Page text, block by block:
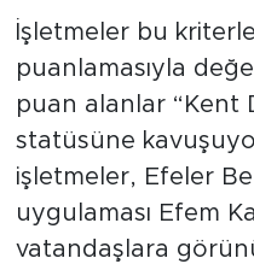
İşletmeler bu
puanlamasıyla
puan alanlar “Kent
statüsüne
işletmeler, Efeler
uygulaması Efem
vatandaşlara